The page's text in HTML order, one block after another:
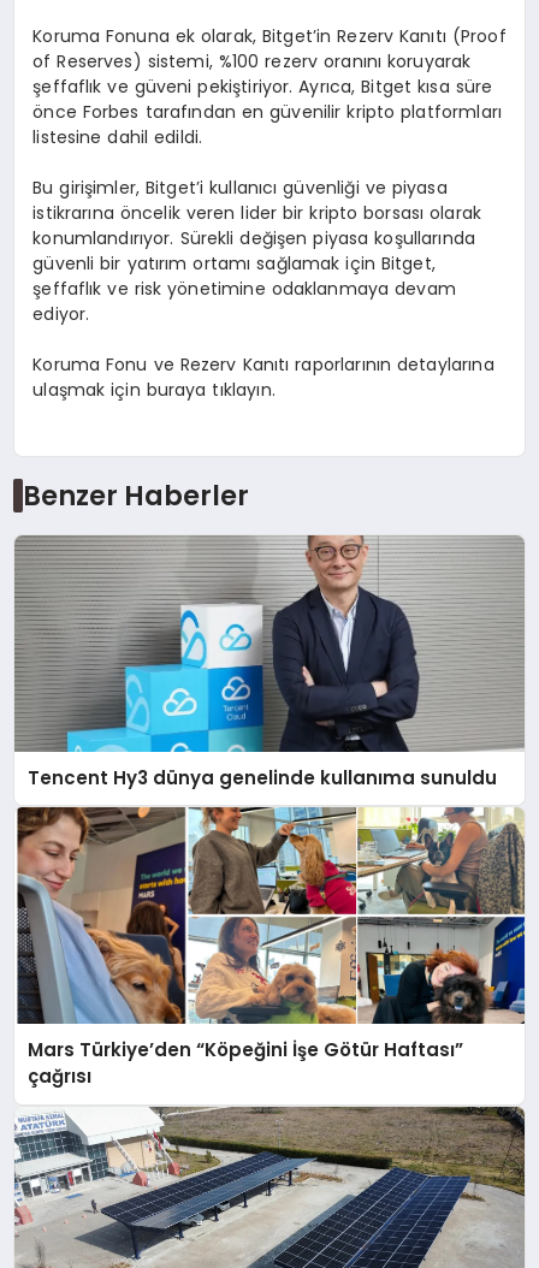
Koruma Fonuna ek olarak, Bitget’in Rezerv Kanıtı (Proof
of Reserves) sistemi, %100 rezerv oranını koruyarak
şeffaflık ve güveni pekiştiriyor. Ayrıca, Bitget kısa süre
önce Forbes tarafından en güvenilir kripto platformları
listesine dahil edildi.
Bu girişimler, Bitget’i kullanıcı güvenliği ve piyasa
istikrarına öncelik veren lider bir kripto borsası olarak
konumlandırıyor. Sürekli değişen piyasa koşullarında
güvenli bir yatırım ortamı sağlamak için Bitget,
şeffaflık ve risk yönetimine odaklanmaya devam
ediyor.
Koruma Fonu ve Rezerv Kanıtı raporlarının detaylarına
ulaşmak için buraya tıklayın.
Benzer Haberler
Tencent Hy3 dünya genelinde kullanıma sunuldu
Mars Türkiye’den “Köpeğini İşe Götür Haftası”
çağrısı